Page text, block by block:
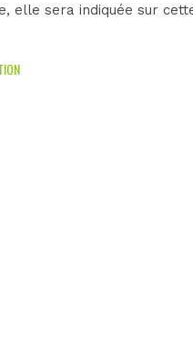
elle sera indiquée sur